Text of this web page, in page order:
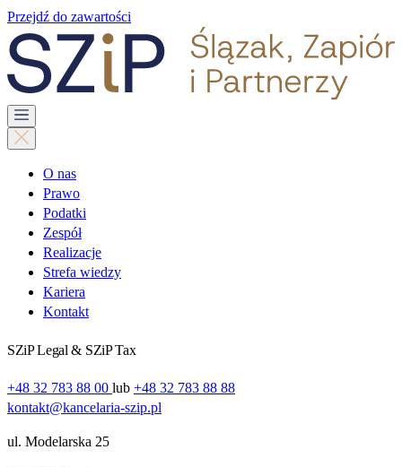
Przejdź do zawartości
O nas
Prawo
Podatki
Zespół
Realizacje
Strefa wiedzy
Kariera
Kontakt
SZiP Legal & SZiP Tax
+48 32 783 88 00 lub +48 32 783 88 88
kontakt@kancelaria-szip.pl
ul. Modelarska 25